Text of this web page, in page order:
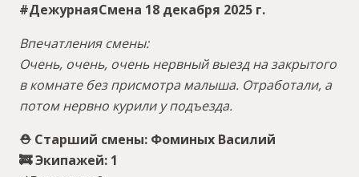
#ДежурнаяСмена 18 декабря 2025 г.
Впечатления смены:
Очень, очень, очень нервный выезд на закрытого
в комнате без присмотра малыша. Отработали, а
потом нервно курили у подъезда.
⛑ Старший смены: Фоминых Василий
🚒 Экипажей: 1